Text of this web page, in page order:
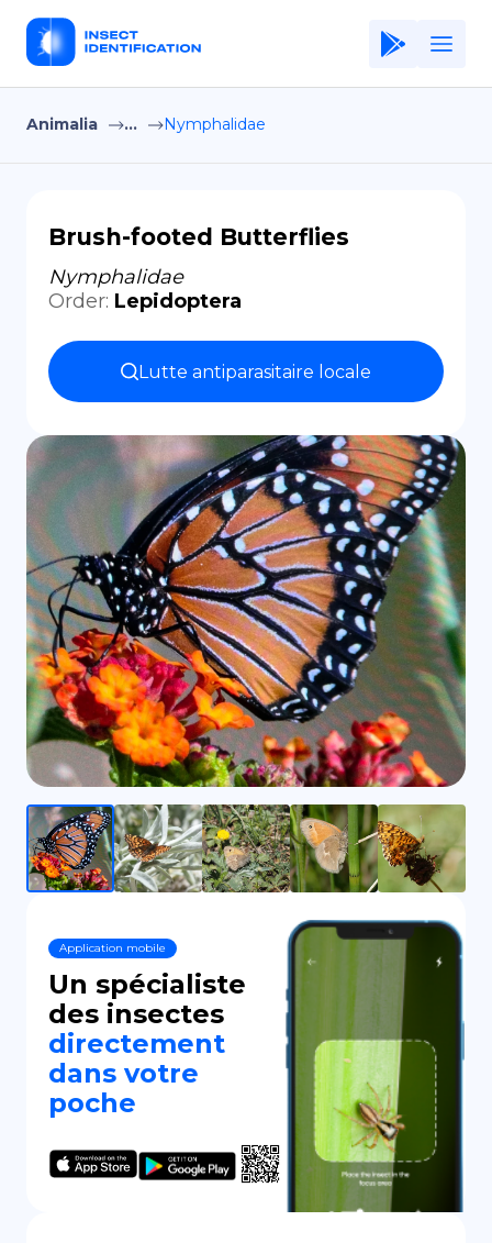
Home
Terms of Use
Privacy Policy
EN
ES
DE
Animalia ... Nymphalidae
Brush-footed Butterflies
Nymphalidae
Order: Lepidoptera
Lutte antiparasitaire locale
Application mobile
Un spécialiste
des insectes
directement
dans votre
poche